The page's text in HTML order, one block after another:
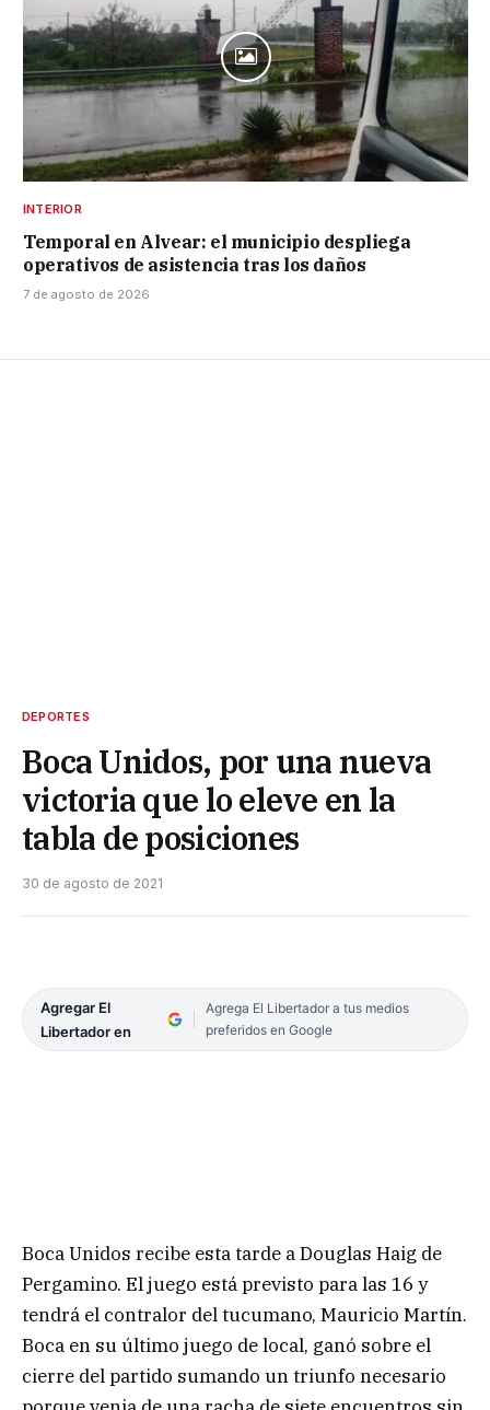
INTERIOR
Temporal en Alvear: el municipio despliega
operativos de asistencia tras los daños
7 de agosto de 2026
DEPORTES
Boca Unidos, por una nueva
victoria que lo eleve en la
tabla de posiciones
30 de agosto de 2021
Agregar El
Libertador en
Agrega El Libertador a tus medios
preferidos en Google
Boca Unidos recibe esta tarde a Douglas Haig de
Pergamino. El juego está previsto para las 16 y
tendrá el contralor del tucumano, Mauricio Martín.
Boca en su último juego de local, ganó sobre el
cierre del partido sumando un triunfo necesario